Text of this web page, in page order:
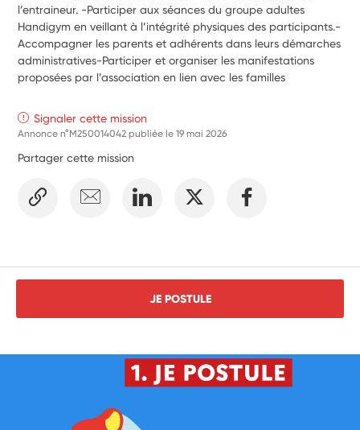
l’entraineur. -Participer aux séances du groupe adultes
Handigym en veillant à l’intégrité physiques des participants.-
Accompagner les parents et adhérents dans leurs démarches
administratives-Participer et organiser les manifestations
proposées par l’association en lien avec les familles
Signaler cette mission
Annonce n°M250014042 publiée le19 mai 2026
Partager cette mission
JE POSTULE